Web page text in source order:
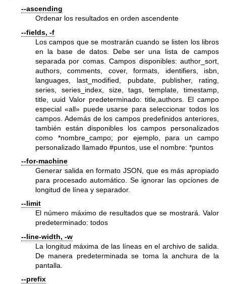
--ascending
Ordenar los resultados en orden ascendente
--fields, -f
Los campos que se mostrarán cuando se listen los libros
en la base de datos. Debe ser una lista de campos
separada por comas. Campos disponibles: author_sort,
authors, comments, cover, formats, identifiers, isbn,
languages, last_modified, pubdate, publisher, rating,
series, series_index, size, tags, template, timestamp,
title, uuid Valor predeterminado: title,authors. El campo
especial «all» puede usarse para seleccionar todos los
campos. Además de los campos predefinidos anteriores,
también están disponibles los campos personalizados
como *nombre_campo; por ejemplo, para un campo
personalizado llamado #puntos, use el nombre: *puntos
--for-machine
Generar salida en formato JSON, que es más apropiado
para procesado automático. Se ignorar las opciones de
longitud de línea y separador.
--limit
El número máximo de resultados que se mostrará. Valor
predeterminado: todos
--line-width, -w
La longitud máxima de las líneas en el archivo de salida.
De manera predeterminada se toma la anchura de la
pantalla.
--prefix